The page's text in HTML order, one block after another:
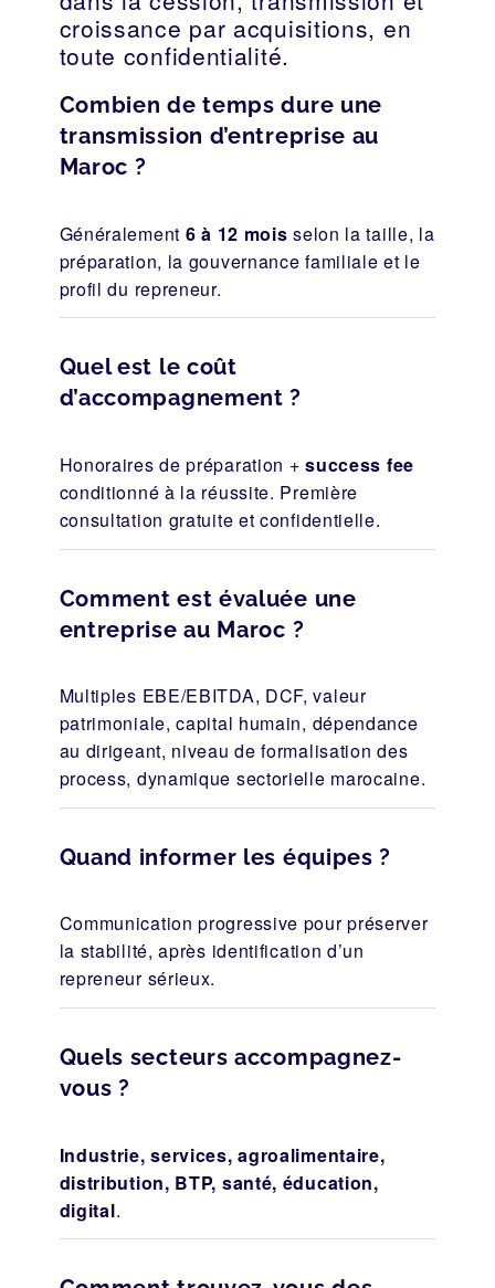
croissance par acquisitions, en
toute confidentialité.
Combien de temps dure une
transmission d’entreprise au
Maroc ?
Généralement 6 à 12 mois selon la taille, la
préparation, la gouvernance familiale et le
profil du repreneur.
Quel est le coût
d’accompagnement ?
Honoraires de préparation +success fee
conditionné à la réussite. Première
consultation gratuite et confidentielle.
Comment est évaluée une
entreprise au Maroc ?
Multiples EBE/EBITDA, DCF, valeur
patrimoniale, capital humain, dépendance
au dirigeant, niveau de formalisation des
process, dynamique sectorielle marocaine.
Quand informer les équipes ?
Communication progressive pour préserver
la stabilité, après identification d’un
repreneur sérieux.
Quels secteurs accompagnez-
vous ?
Industrie, services, agroalimentaire,
distribution, BTP, santé, éducation,
digital.